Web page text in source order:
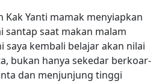
Kak Yanti mamak menyiapkan
santap saat makan malam
saya kembali belajar akan nilai
bukan hanya sekedar berkoar-
dan menjunjung tinggi